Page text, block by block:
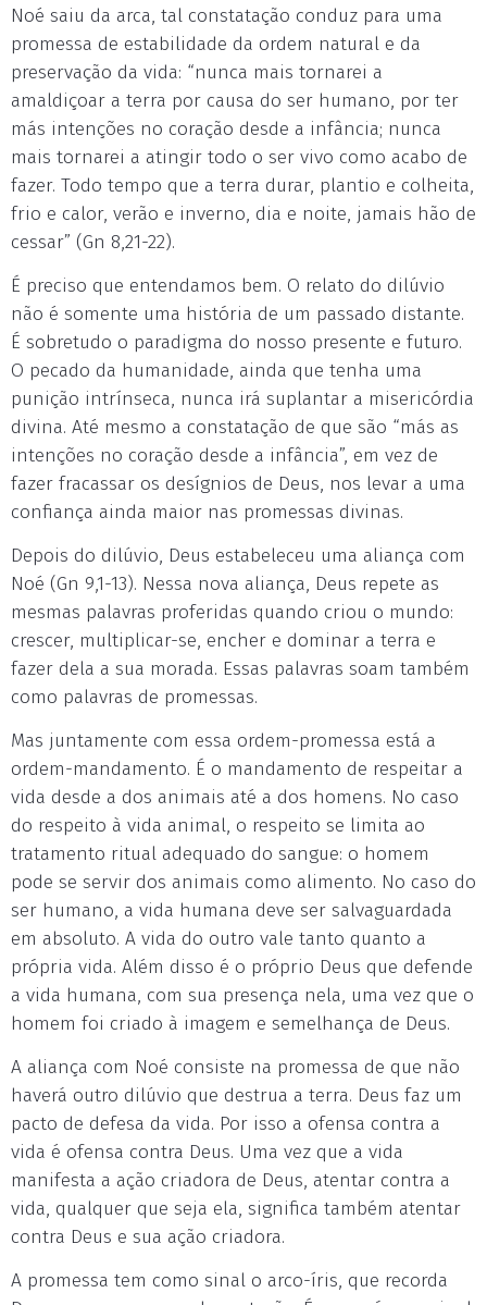
Noé saiu da arca, tal constatação conduz para uma
promessa de estabilidade da ordem natural e da
preservação da vida: “nunca mais tornarei a
amaldiçoar a terra por causa do ser humano, por ter
más intenções no coração desde a infância; nunca
mais tornarei a atingir todo o ser vivo como acabo de
fazer. Todo tempo que a terra durar, plantio e colheita,
frio e calor, verão e inverno, dia e noite, jamais hão de
cessar” (Gn 8,21-22).
É preciso que entendamos bem. O relato do dilúvio
não é somente uma história de um passado distante.
É sobretudo o paradigma do nosso presente e futuro.
O pecado da humanidade, ainda que tenha uma
punição intrínseca, nunca irá suplantar a misericórdia
divina. Até mesmo a constatação de que são “más as
intenções no coração desde a infância”, em vez de
fazer fracassar os desígnios de Deus, nos levar a uma
confiança ainda maior nas promessas divinas.
Depois do dilúvio, Deus estabeleceu uma aliança com
Noé (Gn 9,1-13). Nessa nova aliança, Deus repete as
mesmas palavras proferidas quando criou o mundo:
crescer, multiplicar-se, encher e dominar a terra e
fazer dela a sua morada. Essas palavras soam também
como palavras de promessas.
Mas juntamente com essa ordem-promessa está a
ordem-mandamento. É o mandamento de respeitar a
vida desde a dos animais até a dos homens. No caso
do respeito à vida animal, o respeito se limita ao
tratamento ritual adequado do sangue: o homem
pode se servir dos animais como alimento. No caso do
ser humano, a vida humana deve ser salvaguardada
em absoluto. A vida do outro vale tanto quanto a
própria vida. Além disso é o próprio Deus que defende
a vida humana, com sua presença nela, uma vez que o
homem foi criado à imagem e semelhança de Deus.
A aliança com Noé consiste na promessa de que não
haverá outro dilúvio que destrua a terra. Deus faz um
pacto de defesa da vida. Por isso a ofensa contra a
vida é ofensa contra Deus. Uma vez que a vida
manifesta a ação criadora de Deus, atentar contra a
vida, qualquer que seja ela, significa também atentar
contra Deus e sua ação criadora.
A promessa tem como sinal o arco-íris, que recorda